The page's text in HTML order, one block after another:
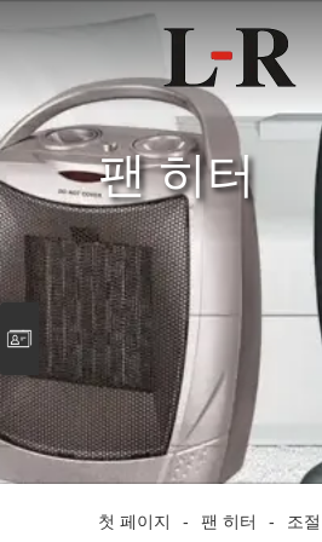
팬 히터
첫 페이지 - 팬 히터 - 조